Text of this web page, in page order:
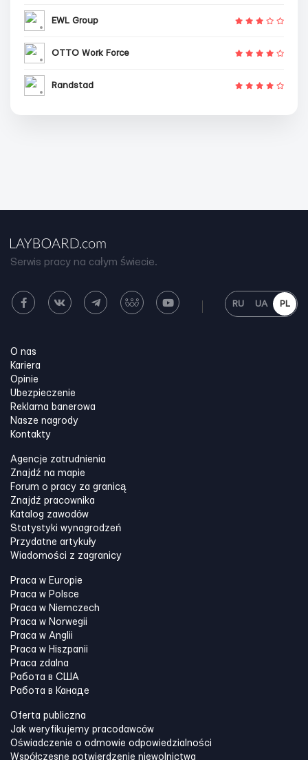
EWL Group
OTTO Work Force
Randstad
Serwis pracy na całym świecie.
RU UA PL
O nas
Kariera
Opinie
Ubezpieczenie
Reklama banerowa
Nasze nagrody
Kontakty
Agencje zatrudnienia
Znajdź na mapie
Forum o pracy za granicą
Znajdź pracownika
Katalog zawodów
Statystyki wynagrodzeń
Przydatne artykuły
Wiadomości z zagranicy
Praca w Europie
Praca w Polsce
Praca w Niemczech
Praca w Norwegii
Praca w Anglii
Praca w Hiszpanii
Praca zdalna
Работа в США
Работа в Канадe
Oferta publiczna
Jak weryfikujemy pracodawców
Oświadczenie o odmowie odpowiedzialności
Współczesne potwierdzenie niewolnictwa